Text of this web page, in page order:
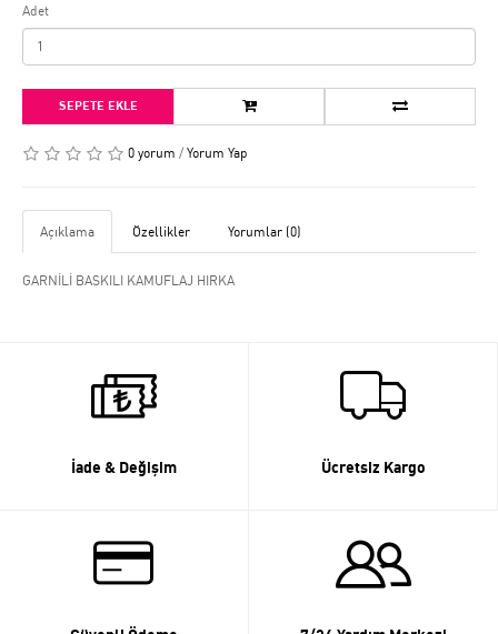
Adet
SEPETE EKLE
0 yorum / Yorum Yap
Açıklama Özellikler Yorumlar (0)
GARNİLİ BASKILI KAMUFLAJ HIRKA
İade & Değişim Ücretsiz Kargo